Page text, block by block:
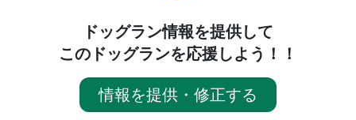
ドッグラン情報を提供して
このドッグランを応援しよう！！
情報を提供・修正する